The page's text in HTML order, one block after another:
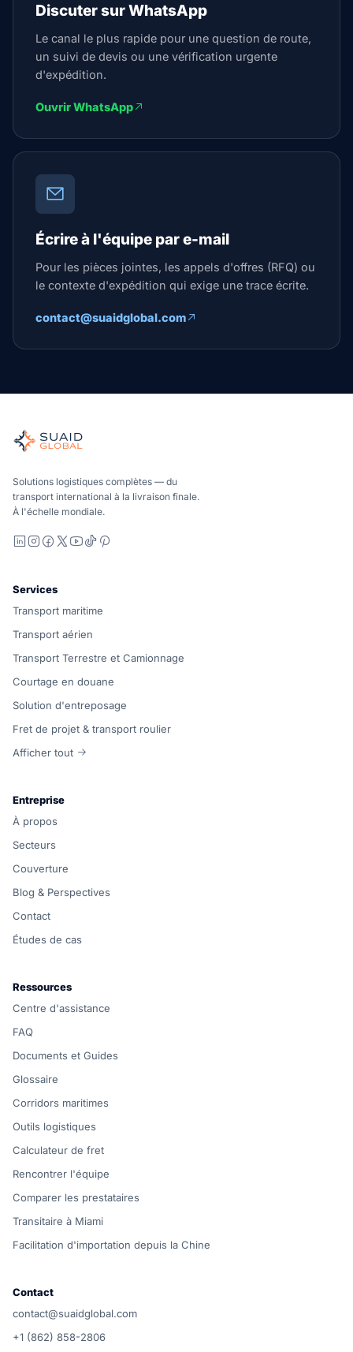
Discuter sur WhatsApp
Le canal le plus rapide pour une question de route,
un suivi de devis ou une vérification urgente
d'expédition.
Ouvrir WhatsApp
Écrire à l'équipe par e-mail
Pour les pièces jointes, les appels d'offres (RFQ) ou
le contexte d'expédition qui exige une trace écrite.
contact@suaidglobal.com
Solutions logistiques complètes — du
transport international à la livraison finale.
À l'échelle mondiale.
LinkedIn
Instagram
Facebook
X YouTube
TikTok
Services
Transport maritime
Transport aérien
Transport Terrestre et Camionnage
Courtage en douane
Solution d'entreposage
Fret de projet & transport roulier
Afficher tout
Entreprise
À propos
Secteurs
Couverture
Blog & Perspectives
Contact
Études de cas
Ressources
Centre d'assistance
FAQ
Documents et Guides
Glossaire
Corridors maritimes
Outils logistiques
Calculateur de fret
Rencontrer l'équipe
Comparer les prestataires
Transitaire à Miami
Facilitation d'importation depuis la Chine
Contact
contact@suaidglobal.com
+1 (862) 858-2806